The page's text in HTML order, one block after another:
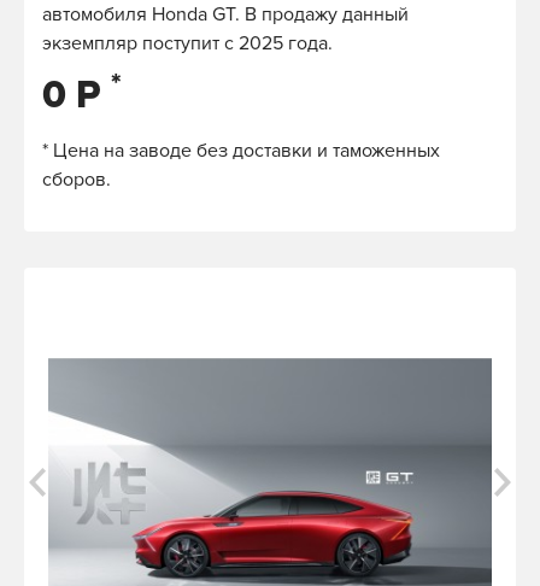
автомобиля Honda GT. В продажу данный
экземпляр поступит с 2025 года.
0 Р *
* Цена на заводе без доставки и таможенных
сборов.